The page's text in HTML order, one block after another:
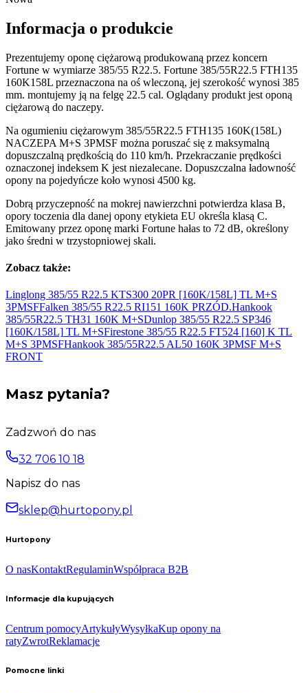
Informacja o produkcie
Prezentujemy oponę ciężarową produkowaną przez koncern
Fortune w wymiarze 385/55 R22.5. Fortune 385/55R22.5 FTH135
160K158L przeznaczona na oś wleczoną, jej szerokość wynosi 385
mm. montujemy ją na felgę 22.5 cal. Oglądany produkt jest oponą
ciężarową do naczepy.
Na ogumieniu ciężarowym 385/55R22.5 FTH135 160K(158L)
NACZEPA M+S 3PMSF można poruszać się z maksymalną
dopuszczalną prędkością do 110 km/h. Przekraczanie prędkości
oznaczonej indeksem K jest niezalecane. Dopuszczalna ładowność
opony na pojedyńcze koło wynosi 4500 kg.
Dobrą przyczepność na mokrej nawierzchni potwierdza klasa B,
opory toczenia dla danej opony etykieta EU określa klasą C.
Emitowany przez oponę marki Fortune hałas to 72 dB, określony
jako średni w trzystopniowej skali.
Zobacz także:
Linglong 385/55 R22.5 KTS300 20PR [160K/158L] TL M+S
3PMSFFalken 385/55 R22.5 RI151 160K PRZÓD.Hankook
385/55R22.5 TH31 160K M+SDunlop 385/55 R22.5 SP346
[160K/158L] TL M+SFirestone 385/55 R22.5 FT524 [160] K TL
M+S 3PMSFHankook 385/55R22.5 AL50 160K 3PMSF M+S
FRONT
Masz pytania?
Zadzwoń do nas
32 706 10 18
Napisz do nas
sklep@hurtopony.pl
Hurtopony
O nasKontaktRegulaminWspółpraca B2B
Informacje dla kupujących
Centrum pomocyArtykułyWysyłkaKup opony na
ratyZwrotReklamacje
Pomocne linki